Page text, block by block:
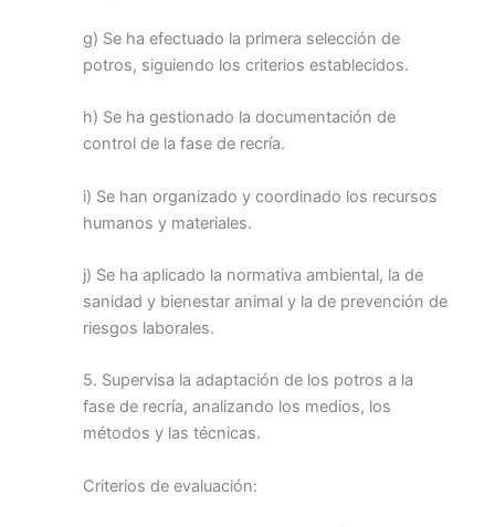
g) Se ha efectuado la primera selección de
potros, siguiendo los criterios establecidos.
h) Se ha gestionado la documentación de
control de la fase de recría.
i) Se han organizado y coordinado los recursos
humanos y materiales.
j) Se ha aplicado la normativa ambiental, la de
sanidad y bienestar animal y la de prevención de
riesgos laborales.
5. Supervisa la adaptación de los potros a la
fase de recría, analizando los medios, los
métodos y las técnicas.
Criterios de evaluación: